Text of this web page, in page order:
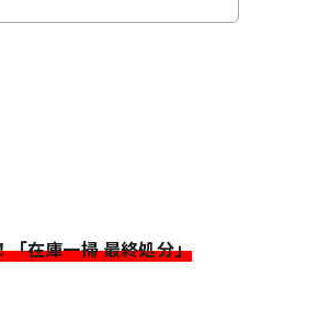
在庫一掃 最終処分」